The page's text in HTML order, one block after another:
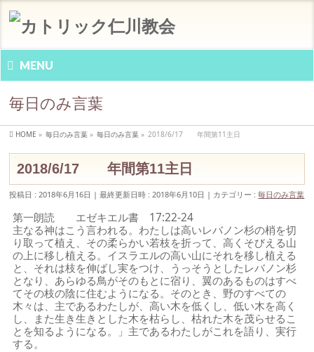
MENU
毎日のみ言葉
HOME » 毎日のみ言葉 » 毎日のみ言葉 » 2018/6/17 年間第11主日
2018/6/17 年間第11主日
投稿日 : 2018年6月16日 最終更新日時 : 2018年6月10日 カテゴリー :毎日のみ言葉
第一朗読 エゼキエル書 17:22-24
主なる神はこう言われる。わたしは高いレバノン杉の梢を切
り取って植え、その柔らかい若枝を折って、高くそびえる山
の上に移し植える。イスラエルの高い山にそれを移し植える
と、それは枝を伸ばし実をつけ、うっそうとしたレバノン杉
となり、あらゆる鳥がそのもとに宿り、翼のあるものはすべ
てその枝の陰に住むようになる。そのとき、野のすべての
木々は、主であるわたしが、高い木を低くし、低い木を高く
し、また生き生きとした木を枯らし、枯れた木を茂らせるこ
とを知るようになる。」主であるわたしがこれを語り、実行
する。